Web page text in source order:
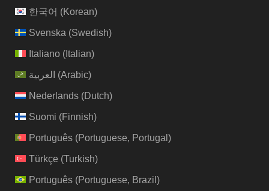
한국어 (Korean)
Svenska (Swedish)
Italiano(Italian)
العربية (Arabic)
Nederlands(Dutch)
Suomi (Finnish)
Português(Portuguese, Portugal )
Türkçe (Turkish)
Português(Portuguese, Brazil )